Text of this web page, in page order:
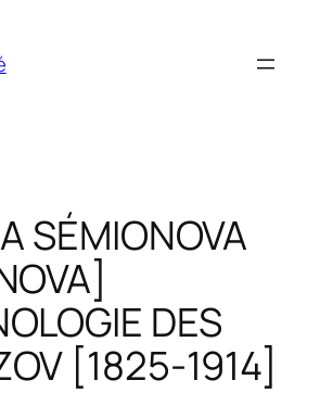
SÉMIONOVA
DES
[1825-1914]